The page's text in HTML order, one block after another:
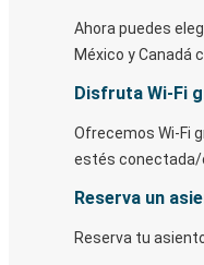
Ahora puedes
México y Canadá
Disfruta Wi-Fi
Ofrecemos Wi-Fi
estés conectada/
Reserva un
Reserva tu